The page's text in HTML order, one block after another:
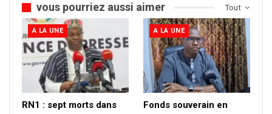
Tout
vous pourriez aussi aimer
A LA UNE
RN1 : sept morts dans
A LA UNE
Fonds souverain en